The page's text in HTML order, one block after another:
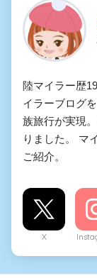
陸マイラー歴
イラーブログ
族旅行が実現
りました。 マ
ご紹介。
X